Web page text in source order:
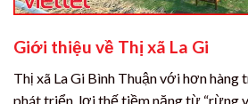
Giới thiệu về Thị xã La Gi
Thị xã La Gi Bình Thuận với hơn hàng
phát triển, lợi thế tiềm năng từ “rừng